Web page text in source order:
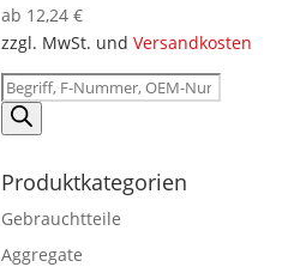
ab 12,24€
zzgl. MwSt. undVersandkosten
Products
search
Produktkategorien
Gebrauchtteile
Aggregate